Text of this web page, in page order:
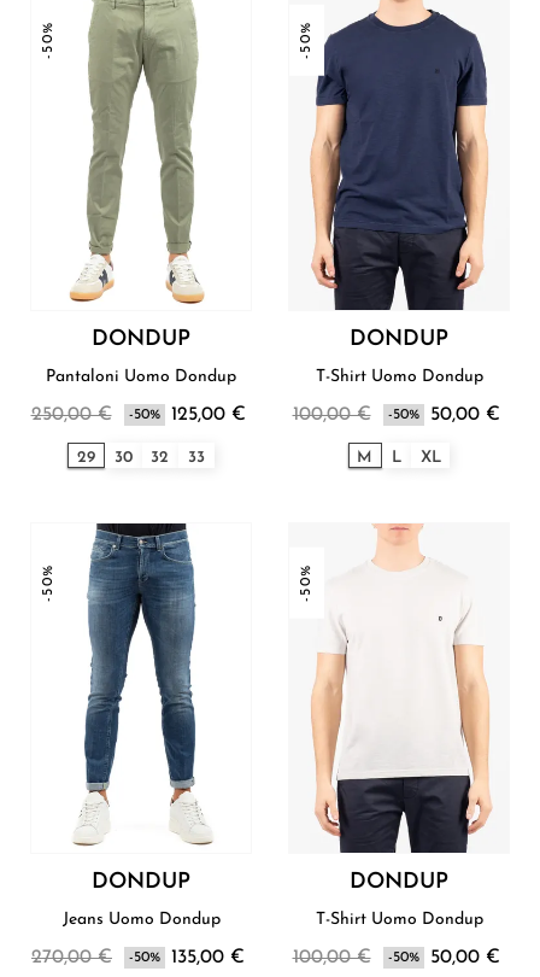
-50%
DONDUP
Pantaloni Uomo Dondup
250,00 € -50% 125,00 €
29 30 32 33
-50%
DONDUP
T-Shirt Uomo Dondup
100,00 € -50% 50,00 €
M L XL
-50%
DONDUP
Jeans Uomo Dondup
270,00 € -50% 135,00 €
-50%
DONDUP
T-Shirt Uomo Dondup
100,00 € -50% 50,00 €